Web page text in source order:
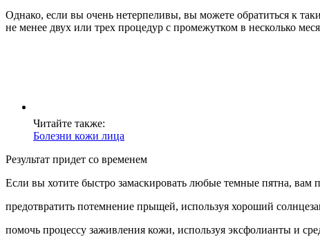
Однако, если вы очень нетерпеливы, вы можете обратиться к
не менее двух или трех процедур с промежутком в несколько
Читайте также:
Болезни кожи лица
Результат придет со временем
Если вы хотите быстро замаскировать любые темные пятна,
предотвратить потемнение прыщей, используя хороший
помочь процессу заживления кожи, используя эксфолианты и